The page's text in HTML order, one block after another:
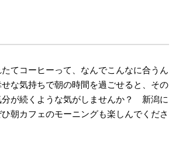
てコーヒーって、なんでこんなに合うん
な気持ちで朝の時間を過ごせると、その
分が続くような気がしませんか？ 新潟に
朝カフェのモーニングも楽しんでくださ